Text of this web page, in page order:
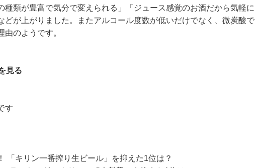
種類が豊富で気分で変えられる」「ジュース感覚のお酒だから気軽に
どが上がりました。またアルコール度数が低いだけでなく、微炭酸で
のようです。
見る
す
「キリン一番搾り生ビール」を抑えた1位は？